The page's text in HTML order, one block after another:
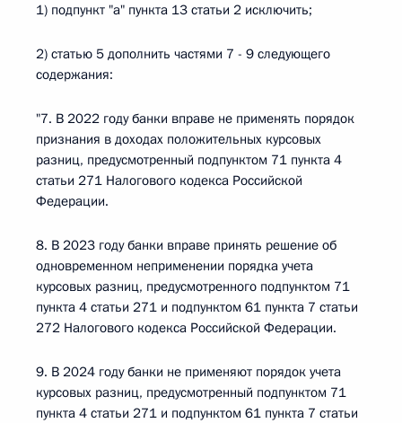
1) подпункт "а" пункта 13 статьи 2 исключить;
2) статью 5 дополнить частями 7 - 9 следующего
содержания:
"7. В 2022 году банки вправе не применять порядок
признания в доходах положительных курсовых
разниц, предусмотренный подпунктом 71 пункта 4
статьи 271 Налогового кодекса Российской
Федерации.
8. В 2023 году банки вправе принять решение об
одновременном неприменении порядка учета
курсовых разниц, предусмотренного подпунктом 71
пункта 4 статьи 271 и подпунктом 61 пункта 7 статьи
272 Налогового кодекса Российской Федерации.
9. В 2024 году банки не применяют порядок учета
курсовых разниц, предусмотренный подпунктом 71
пункта 4 статьи 271 и подпунктом 61 пункта 7 статьи